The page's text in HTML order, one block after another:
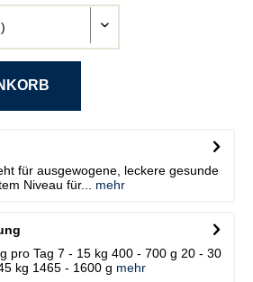
für ausgewogene, leckere gesunde
Niveau für...
mehr
pro Tag 7 - 15 kg 400 - 700 g 20 - 30
kg 1465 - 1600 g mehr